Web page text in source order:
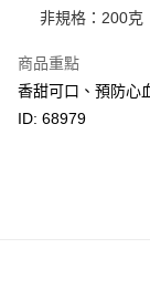
PayMe
WeChat Pay
豐銀行戶口：652-
非規格：200克
商品重點
香甜可口、預防心
ID: 68979